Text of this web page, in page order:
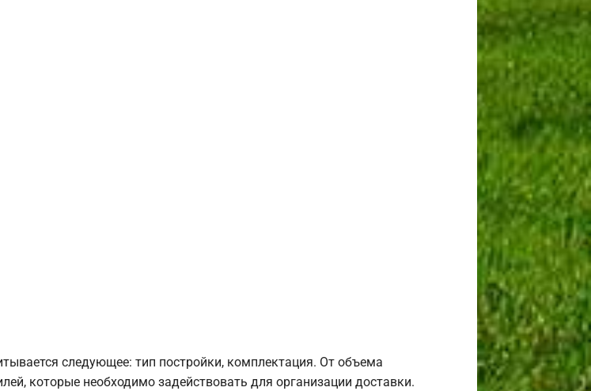
следующее: тип постройки, комплектация. От объема
которые необходимо задействовать для организации доставки.